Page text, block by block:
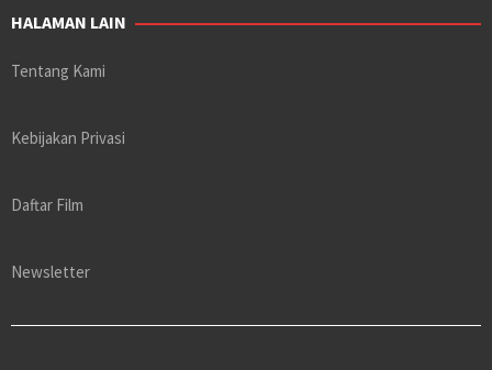
HALAMAN LAIN
Tentang Kami
Kebijakan Privasi
Daftar Film
Newsletter